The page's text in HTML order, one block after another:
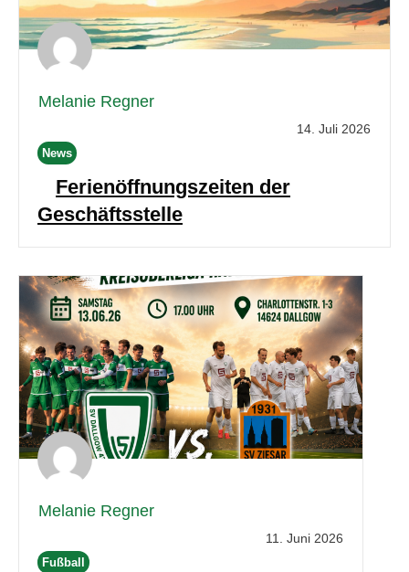
Melanie Regner
14. Juli 2026
News
Ferienöffnungszeiten der
Geschäftsstelle
Melanie Regner
11. Juni 2026
Fußball